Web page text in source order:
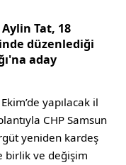
Tat, 18
düzenlediği
aday
yapılacak il
CHP Samsun
yeniden kardeş
birlik ve değişim